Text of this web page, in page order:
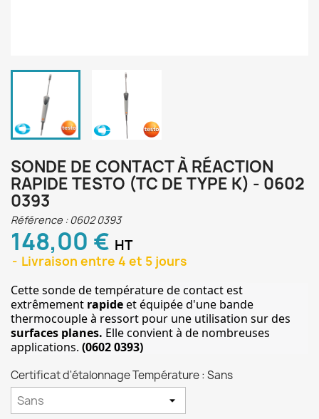
SONDE DE CONTACT À RÉACTION
RAPIDE TESTO (TC DE TYPE K) - 0602
0393
Référence : 0602 0393
148,00 € HT
Livraison entre 4 et 5 jours
Cette sonde de température de contact est
extrêmement rapide et équipée d'une bande
thermocouple à ressort pour une utilisation sur des
surfaces planes. Elle convient à de nombreuses
applications. (0602 0393)
Certificat d'étalonnage Température : Sans